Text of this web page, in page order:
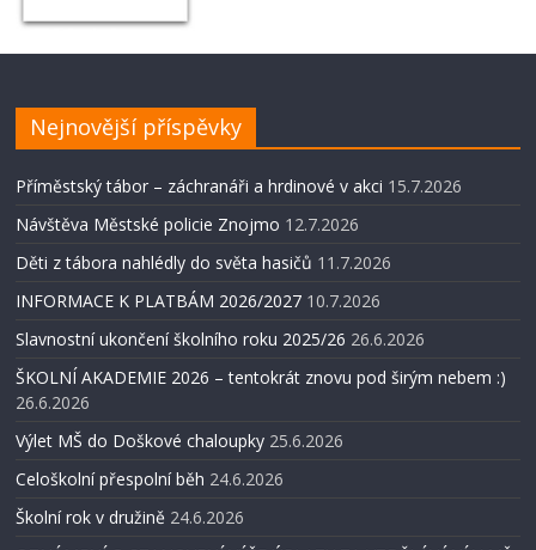
Nejnovější příspěvky
Příměstský tábor – záchranáři a hrdinové v akci 15.7.2026
Návštěva Městské policie Znojmo 12.7.2026
Děti z tábora nahlédly do světa hasičů 11.7.2026
INFORMACE K PLATBÁM 2026/2027 10.7.2026
Slavnostní ukončení školního roku 2025/26 26.6.2026
ŠKOLNÍ AKADEMIE 2026 – tentokrát znovu pod širým nebem :)
26.6.2026
Výlet MŠ do Doškové chaloupky 25.6.2026
Celoškolní přespolní běh 24.6.2026
Školní rok v družině 24.6.2026